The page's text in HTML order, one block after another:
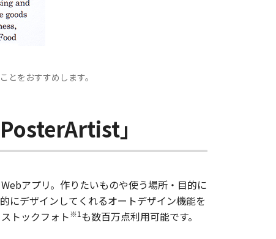
をおすすめします。
」
アプリ。作りたいものや使う場所・目的に
にデザインしてくれるオートデザイン機能を
トックフォト※1 も数百万点利用可能です。